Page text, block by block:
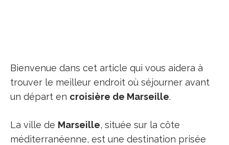
Bienvenue dans cet article qui vous aidera à
trouver le meilleur endroit où séjourner avant
un départ en croisière de Marseille.
La ville de Marseille, située sur la côte
méditerranéenne, est une destination prisée